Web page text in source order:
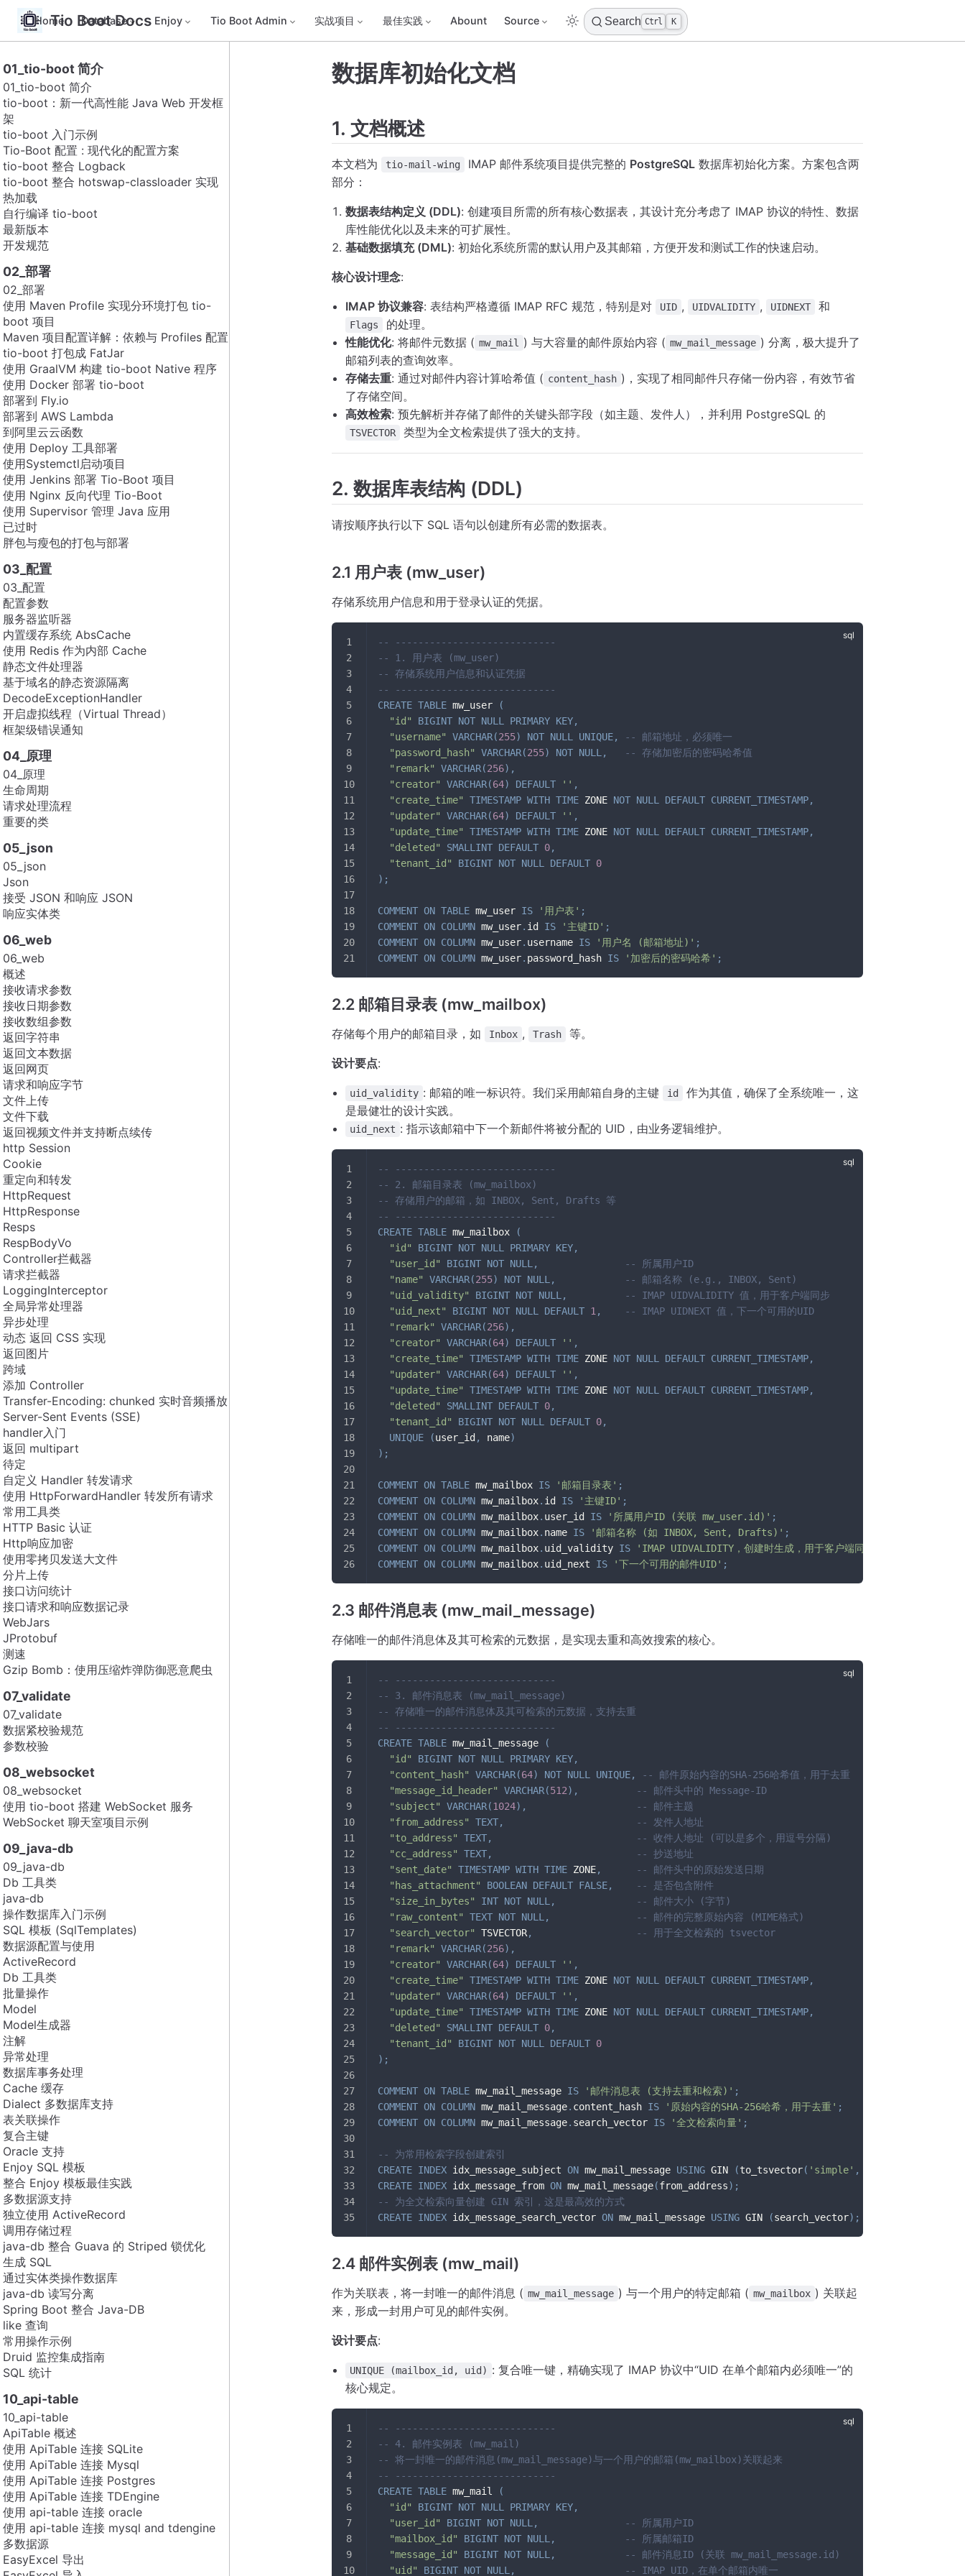
Tio Boot Docs
Home Database Enjoy Tio Boot Admin 实战项目 最佳实践 Abount Source Search Ctrl K
01_tio-boot 简介
01_tio-boot 简介
tio-boot：新一代高性能 Java Web 开发框
架
tio-boot 入门示例
Tio-Boot 配置 : 现代化的配置方案
tio-boot 整合 Logback
tio-boot 整合 hotswap-classloader 实现
热加载
自行编译 tio-boot
最新版本
开发规范
02_部署
02_部署
使用 Maven Profile 实现分环境打包 tio-
boot 项目
Maven 项目配置详解：依赖与 Profiles 配置
tio-boot 打包成 FatJar
使用 GraalVM 构建 tio-boot Native 程序
使用 Docker 部署 tio-boot
部署到 Fly.io
部署到 AWS Lambda
到阿里云云函数
使用 Deploy 工具部署
使用Systemctl启动项目
使用 Jenkins 部署 Tio-Boot 项目
使用 Nginx 反向代理 Tio-Boot
使用 Supervisor 管理 Java 应用
已过时
胖包与瘦包的打包与部署
03_配置
03_配置
配置参数
服务器监听器
内置缓存系统 AbsCache
使用 Redis 作为内部 Cache
静态文件处理器
基于域名的静态资源隔离
DecodeExceptionHandler
开启虚拟线程（Virtual Thread）
框架级错误通知
04_原理
04_原理
生命周期
请求处理流程
重要的类
05_json
05_json
Json
接受 JSON 和响应 JSON
响应实体类
06_web
06_web
概述
接收请求参数
接收日期参数
接收数组参数
返回字符串
返回文本数据
返回网页
请求和响应字节
文件上传
文件下载
返回视频文件并支持断点续传
http Session
Cookie
重定向和转发
HttpRequest
HttpResponse
Resps
RespBodyVo
Controller拦截器
请求拦截器
LoggingInterceptor
全局异常处理器
异步处理
动态 返回 CSS 实现
返回图片
跨域
添加 Controller
Transfer-Encoding: chunked 实时音频播放
Server-Sent Events (SSE)
handler入门
返回 multipart
待定
自定义 Handler 转发请求
使用 HttpForwardHandler 转发所有请求
常用工具类
HTTP Basic 认证
Http响应加密
使用零拷贝发送大文件
分片上传
接口访问统计
接口请求和响应数据记录
WebJars
JProtobuf
测速
Gzip Bomb：使用压缩炸弹防御恶意爬虫
07_validate
07_validate
数据紧校验规范
参数校验
08_websocket
08_websocket
使用 tio-boot 搭建 WebSocket 服务
WebSocket 聊天室项目示例
09_java-db
09_java-db
Db 工具类
java‑db
操作数据库入门示例
SQL 模板 (SqlTemplates)
数据源配置与使用
ActiveRecord
Db 工具类
批量操作
Model
Model生成器
注解
异常处理
数据库事务处理
Cache 缓存
Dialect 多数据库支持
表关联操作
复合主键
Oracle 支持
Enjoy SQL 模板
整合 Enjoy 模板最佳实践
多数据源支持
独立使用 ActiveRecord
调用存储过程
java-db 整合 Guava 的 Striped 锁优化
生成 SQL
通过实体类操作数据库
java-db 读写分离
Spring Boot 整合 Java-DB
like 查询
常用操作示例
Druid 监控集成指南
SQL 统计
10_api-table
10_api-table
ApiTable 概述
使用 ApiTable 连接 SQLite
使用 ApiTable 连接 Mysql
使用 ApiTable 连接 Postgres
使用 ApiTable 连接 TDEngine
使用 api-table 连接 oracle
使用 api-table 连接 mysql and tdengine
多数据源
EasyExcel 导出
数据库初始化文档
1. 文档概述
本文档为 tio-mail-wing IMAP 邮件系统项目提供完整的 PostgreSQL 数据库初始化方案。方案包含两
部分：
数据表结构定义 (DDL): 创建项目所需的所有核心数据表，其设计充分考虑了 IMAP 协议的特性、数据
库性能优化以及未来的可扩展性。
基础数据填充 (DML): 初始化系统所需的默认用户及其邮箱，方便开发和测试工作的快速启动。
核心设计理念:
IMAP 协议兼容: 表结构严格遵循 IMAP RFC 规范，特别是对 UID , UIDVALIDITY , UIDNEXT 和
Flags
的处理。
性能优化: 将邮件元数据 ( mw_mail ) 与大容量的邮件原始内容 ( mw_mail_message ) 分离，极大提升了
邮箱列表的查询效率。
存储去重: 通过对邮件内容计算哈希值 ( content_hash )，实现了相同邮件只存储一份内容，有效节省
了存储空间。
高效检索: 预先解析并存储了邮件的关键头部字段（如主题、发件人），并利用 PostgreSQL 的
TSVECTOR 类型为全文检索提供了强大的支持。
2. 数据库表结构 (DDL)
请按顺序执行以下 SQL 语句以创建所有必需的数据表。
2.1 用户表 (mw_user)
存储系统用户信息和用于登录认证的凭据。
-- ----------------------------
-- 1. 用户表 (mw_user)
-- 存储系统用户信息和认证凭据
-- ----------------------------
CREATE TABLE mw_user
(
"id"
BIGINT NOT NULL PRIMARY KEY,
"username"
VARCHAR(255) NOT NULL UNIQUE,
-- 邮箱地址，必须唯一
"password_hash"
VARCHAR(255) NOT NULL ,
-- 存储加密后的密码哈希值
"remark"
VARCHAR(256) ,
"creator"
VARCHAR(64) DEFAULT '' ,
"create_time"
TIMESTAMP WITH TIME ZONE NOT NULL DEFAULT CURRENT_TIMESTAMP,
"updater"
VARCHAR(64) DEFAULT '' ,
"update_time"
TIMESTAMP WITH TIME ZONE NOT NULL DEFAULT CURRENT_TIMESTAMP,
"deleted"
SMALLINT DEFAULT 0,
"tenant_id"
BIGINT NOT NULL DEFAULT 0
) ;
COMMENT ON TABLE mw_user IS '用户表' ;
COMMENT ON COLUMN mw_user. id IS '主键ID' ;
COMMENT ON COLUMN mw_user. username IS '用户名 (邮箱地址)' ;
COMMENT ON COLUMN mw_user. password_hash IS '加密后的密码哈希' ;
2.2 邮箱目录表 (mw_mailbox)
存储每个用户的邮箱目录，如 Inbox , Trash 等。
设计要点:
uid_validity : 邮箱的唯一标识符。我们采用邮箱自身的主键 id
作为其值，确保了全系统唯一，这
是最健壮的设计实践。
uid_next : 指示该邮箱中下一个新邮件将被分配的 UID，由业务逻辑维护。
-- ----------------------------
-- 2. 邮箱目录表 (mw_mailbox)
-- 存储用户的邮箱，如 INBOX, Sent, Drafts 等
-- ----------------------------
CREATE TABLE mw_mailbox
(
"id"
BIGINT NOT NULL PRIMARY KEY,
"user_id"
BIGINT NOT NULL ,
-- 所属用户ID
"name"
VARCHAR(255) NOT NULL ,
-- 邮箱名称 (e.g., INBOX, Sent)
"uid_validity"
BIGINT NOT NULL ,
-- IMAP UIDVALIDITY 值，用于客户端同步
"uid_next"
BIGINT NOT NULL DEFAULT 1 ,
-- IMAP UIDNEXT 值，下一个可用的UID
"remark"
VARCHAR(256) ,
"creator"
VARCHAR(64) DEFAULT '' ,
"create_time"
TIMESTAMP WITH TIME ZONE NOT NULL DEFAULT CURRENT_TIMESTAMP,
"updater"
VARCHAR(64) DEFAULT '' ,
"update_time"
TIMESTAMP WITH TIME ZONE NOT NULL DEFAULT CURRENT_TIMESTAMP,
"deleted"
SMALLINT DEFAULT 0,
"tenant_id"
BIGINT NOT NULL DEFAULT 0,
UNIQUE
(user_id , name)
) ;
COMMENT ON TABLE mw_mailbox IS '邮箱目录表' ;
COMMENT ON COLUMN mw_mailbox. id IS '主键ID' ;
COMMENT ON COLUMN mw_mailbox. user_id IS '所属用户ID (关联 mw_user.id)' ;
COMMENT ON COLUMN mw_mailbox. name IS '邮箱名称 (如 INBOX, Sent, Drafts)' ;
COMMENT ON COLUMN mw_mailbox. uid_validity IS 'IMAP UIDVALIDITY，创建时生成，用于客户端同步'
COMMENT ON COLUMN mw_mailbox. uid_next IS '下一个可用的邮件UID' ;
2.3 邮件消息表 (mw_mail_message)
存储唯一的邮件消息体及其可检索的元数据，是实现去重和高效搜索的核心。
-- ----------------------------
-- 3. 邮件消息表 (mw_mail_message)
-- 存储唯一的邮件消息体及其可检索的元数据，支持去重
-- ----------------------------
CREATE TABLE mw_mail_message
(
"id"
BIGINT NOT NULL PRIMARY KEY,
"content_hash"
VARCHAR(64) NOT NULL UNIQUE,
-- 邮件原始内容的SHA-256哈希值，用于去重
"message_id_header"
VARCHAR(512) ,
-- 邮件头中的 Message-ID
"subject"
VARCHAR(1024) ,
-- 邮件主题
"from_address"
TEXT,
-- 发件人地址
"to_address"
TEXT,
-- 收件人地址 (可以是多个，用逗号分隔)
"cc_address"
TEXT,
-- 抄送地址
"sent_date"
TIMESTAMP WITH TIME ZONE,
-- 邮件头中的原始发送日期
"has_attachment"
BOOLEAN DEFAULT FALSE,
-- 是否包含附件
"size_in_bytes"
INT NOT NULL ,
-- 邮件大小 (字节)
"raw_content"
TEXT NOT NULL ,
-- 邮件的完整原始内容 (MIME格式)
"search_vector"
TSVECTOR,
-- 用于全文检索的 tsvector
"remark"
VARCHAR(256) ,
"creator"
VARCHAR(64) DEFAULT '' ,
"create_time"
TIMESTAMP WITH TIME ZONE NOT NULL DEFAULT CURRENT_TIMESTAMP,
"updater"
VARCHAR(64) DEFAULT '' ,
"update_time"
TIMESTAMP WITH TIME ZONE NOT NULL DEFAULT CURRENT_TIMESTAMP,
"deleted"
SMALLINT DEFAULT 0,
"tenant_id"
BIGINT NOT NULL DEFAULT 0
) ;
COMMENT ON TABLE mw_mail_message IS '邮件消息表 (支持去重和检索)' ;
COMMENT ON COLUMN mw_mail_message. content_hash IS '原始内容的SHA-256哈希，用于去重' ;
COMMENT ON COLUMN mw_mail_message. search_vector IS '全文检索向量' ;
-- 为常用检索字段创建索引
CREATE INDEX idx_message_subject ON mw_mail_message USING GIN (to_tsvector( 'simple' ,
CREATE INDEX idx_message_from ON mw_mail_message(from_address) ;
-- 为全文检索向量创建 GIN 索引，这是最高效的方式
CREATE INDEX idx_message_search_vector ON mw_mail_message USING GIN (search_vector) ;
2.4 邮件实例表 (mw_mail)
作为关联表，将一封唯一的邮件消息 ( mw_mail_message ) 与一个用户的特定邮箱 ( mw_mailbox ) 关联起
来，形成一封用户可见的邮件实例。
设计要点:
UNIQUE (mailbox_id, uid) : 复合唯一键，精确实现了 IMAP 协议中“UID 在单个邮箱内必须唯一”的
核心规定。
-- ----------------------------
-- 4. 邮件实例表 (mw_mail)
-- 将一封唯一的邮件消息(mw_mail_message)与一个用户的邮箱(mw_mailbox)关联起来
-- ----------------------------
CREATE TABLE mw_mail
(
"id"
BIGINT NOT NULL PRIMARY KEY,
"user_id"
BIGINT NOT NULL ,
-- 所属用户ID
"mailbox_id"
BIGINT NOT NULL ,
-- 所属邮箱ID
"message_id"
BIGINT NOT NULL ,
-- 邮件消息ID (关联 mw_mail_message.id)
"uid"
BIGINT NOT NULL , -- IMAP UID，在单个邮箱内唯一